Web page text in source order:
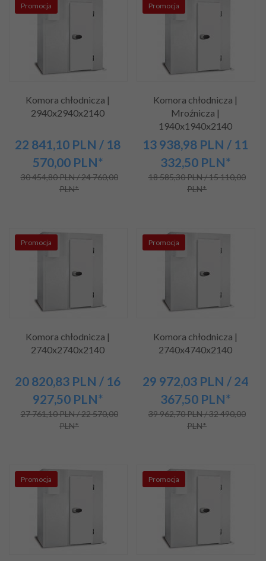
Promocja
Komora chłodnicza |
2940x2940x2140
22 841,10 PLN / 18
570,00 PLN*
30 454,80 PLN / 24 760,00
PLN*
Promocja
Komora chłodnicza |
Mroźnicza |
1940x1940x2140
13 938,98 PLN / 11
332,50 PLN*
18 585,30 PLN / 15 110,00
PLN*
Promocja
Komora chłodnicza |
2740x2740x2140
20 820,83 PLN / 16
927,50 PLN*
27 761,10 PLN / 22 570,00
PLN*
Promocja
Komora chłodnicza |
2740x4740x2140
29 972,03 PLN / 24
367,50 PLN*
39 962,70 PLN / 32 490,00
PLN*
Promocja Promocja